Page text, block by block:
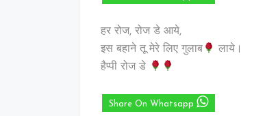
हर रोज, रोज डे आये,
इस बहाने तू मेरे लिए गुलाब
लाये।
हैप्पी रोज डे
Share On Whatsapp